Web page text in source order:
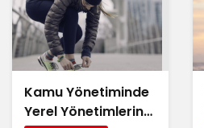
Kamu Yönetiminde
Yerel Yönetimlerin